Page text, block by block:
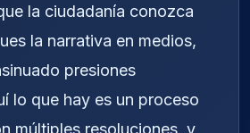
la ciudadanía conozca
la narrativa en medios,
presiones
lo que hay es un proceso
múltiples resoluciones, y